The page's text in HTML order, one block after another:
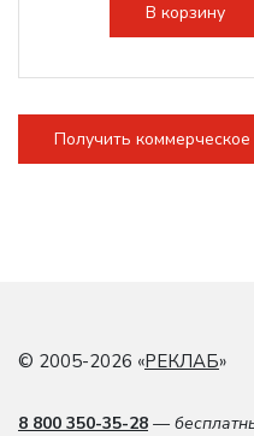
В корзину
Получить
© 2005-2026 «РЕКЛАБ»
8 800 350-35-28 —